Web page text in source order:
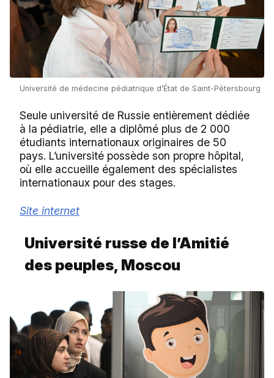
Université de médecine pédiatrique d’État de Saint-Pétersbourg
Seule université de Russie entièrement dédiée
à la pédiatrie, elle a diplômé plus de 2 000
étudiants internationaux originaires de 50
pays. L’université possède son propre hôpital,
où elle accueille également des spécialistes
internationaux pour des stages.
Site internet
Université russe de l’Amitié
des peuples, Moscou